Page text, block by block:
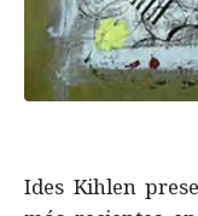
Ides Kihlen